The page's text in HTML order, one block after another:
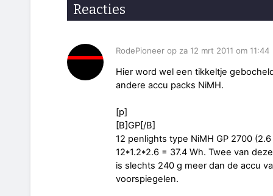
Reacties
RodePioneer op za 12 mrt 2011 om 11:44
Hier word wel een tikkeltje
andere accu packs NiMH.
[p]
[B]GP[/B]
12 penlights type NiMH GP 2700
12*1.2*2.6 = 37.4 Wh. Twee van
is slechts 240 g meer dan de accu
voorspiegelen.